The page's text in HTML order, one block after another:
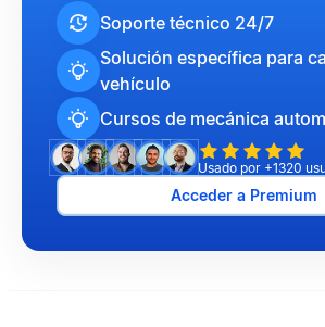
Soporte técnico 24/7
Solución específica para
vehículo
Cursos de mecánica
Usado por +1320
Acceder a Premium